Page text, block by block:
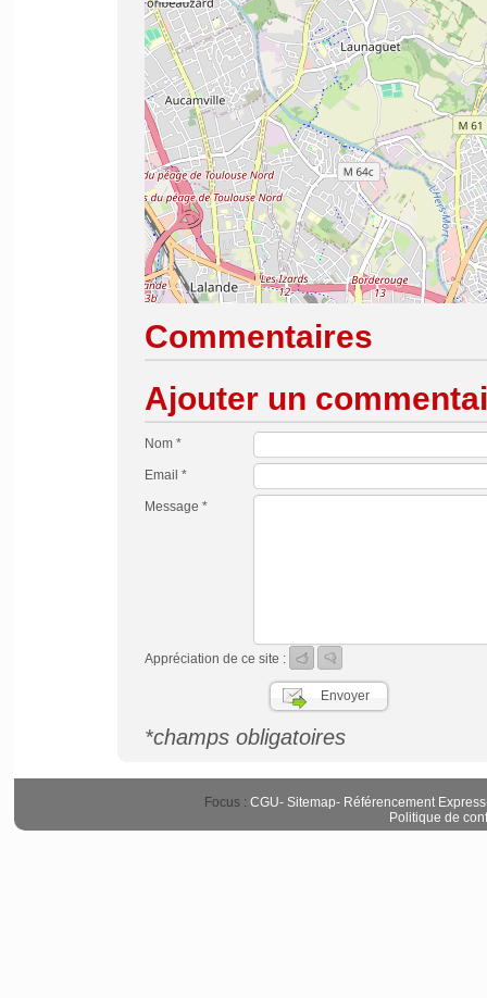
Commentaires
Ajouter un
Nom *
Email *
Message *
Appréciation de ce site :
*champs obligatoires
Focus : CGU- Sitemap- Référencement Express
Politique de